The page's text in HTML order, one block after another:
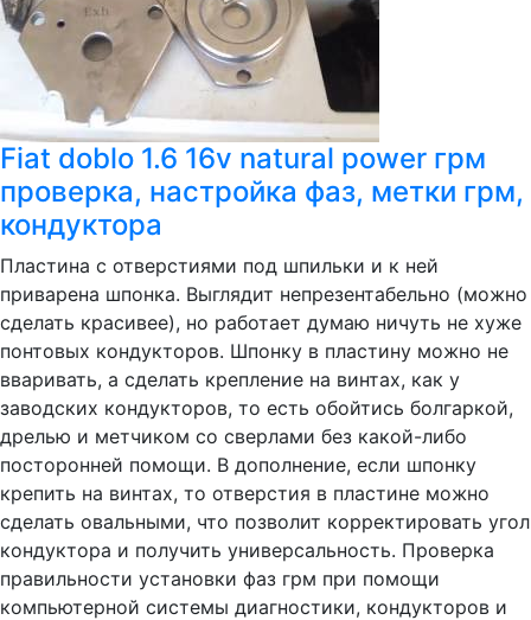
Fiat doblo 1.6 16v natural power грм
проверка, настройка фаз, метки грм,
кондуктора
Пластина с отверстиями под шпильки и к ней
приварена шпонка. Выглядит непрезентабельно (можно
сделать красивее), но работает думаю ничуть не хуже
понтовых кондукторов. Шпонку в пластину можно не
вваривать, а сделать крепление на винтах, как у
заводских кондукторов, то есть обойтись болгаркой,
дрелью и метчиком со сверлами без какой-либо
посторонней помощи. В дополнение, если шпонку
крепить на винтах, то отверстия в пластине можно
сделать овальными, что позволит корректировать угол
кондуктора и получить универсальность. Проверка
правильности установки фаз грм при помощи
компьютерной системы диагностики, кондукторов и